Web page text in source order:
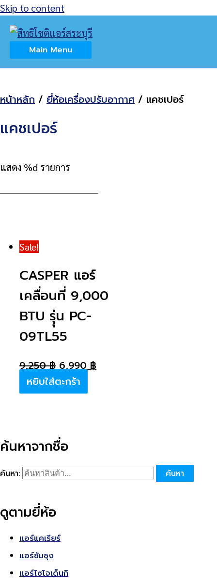
Skip to content
Main Menu
Home สินค้า
ยี่ห้อเครื่องปรับอากาศ
แคชเปอร์
ค้นหาจากชื่อ
ค้นหา: ค้นหา
ดูตามยี่ห้อ
แอร์แคเรียร์
แอร์ซัมซุง
แอร์ไซโจเด็นกิ
หน้าหลัก / ยี่ห้อเครื่องปรับอากาศ / แคชเปอร์
แคชเปอร์
แสดง %d รายการ
Sale!
CASPER แอร์
เคลื่อนที่ 9,000
BTU รุุ่น PC-
09TL55
9,250฿ 6,990฿
หยิบใส่ตะกร้า